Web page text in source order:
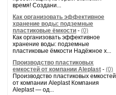
время! Создани...
Как организовать эффективное
хранение воды: подземные
пластиковые ёмкости - (0)
Как организовать эффективное
хранение воды: подземные
пластиковые ёмкости Надёжное х...
Производство пластиковых
емкостей от компании Aleplast - (0)
Производство пластиковых емкостей
от компании Aleplast Компания
Aleplast — од...